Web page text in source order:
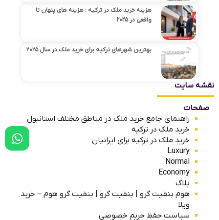
هزینه‌ خرید ملک در ترکیه : هزینه های پنهان تا
واقعی در 2025
بهترین شهرهای ترکیه برای خرید ملک در سال ۲۰۲۵
نقشه سایت
صفحات
راهنمای جامع خرید ملک در مناطق مختلف استانبول
خرید ملک در ترکیه
خرید ملک در ترکیه برای ایرانیان
Luxury
Normal
Economy
بلاگ
هوم بنفیت گرو | بنفیت گرو | بنفیت گرو هوم – خرید
ویلا
سیاست حفظ حریم خصوصی